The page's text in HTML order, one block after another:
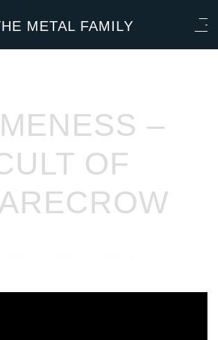
–
OF